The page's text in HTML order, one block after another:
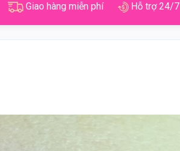
Giao hàng miễn phí Hỗ trợ 24/7